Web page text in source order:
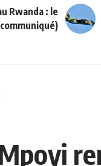
Rwanda : le
.